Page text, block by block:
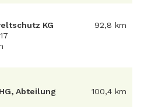
KG
92,8 km
Abteilung
100,4 km